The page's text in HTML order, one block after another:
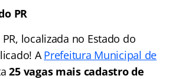
PR
localizada no Estado do
APrefeitura Municipal de
25 vagas mais cadastro de